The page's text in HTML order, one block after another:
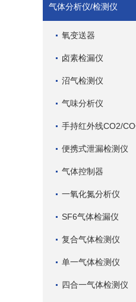
气体分析仪/检测仪
氧变送器
卤素检漏仪
沼气检测仪
气味分析仪
手持红外线CO2/
便携式泄漏检测仪
气体控制器
一氧化氮分析仪
SF6气体检漏仪
复合气体检测仪
单一气体检测仪
四合一气体检测仪